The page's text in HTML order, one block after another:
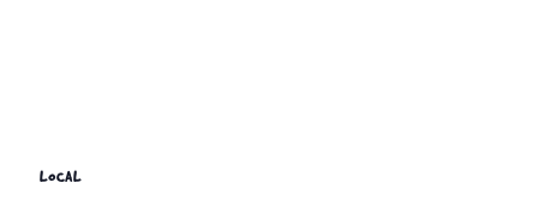
LOCAL